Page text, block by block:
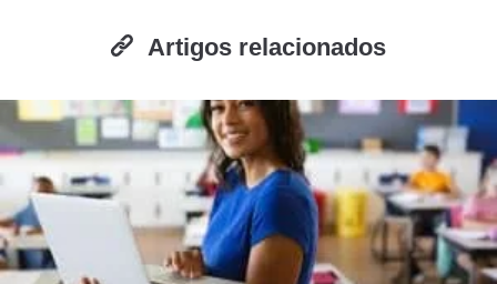
Artigos relacionados